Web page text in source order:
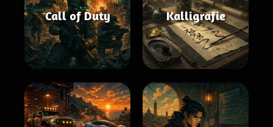
Call of Duty Kalligrafie